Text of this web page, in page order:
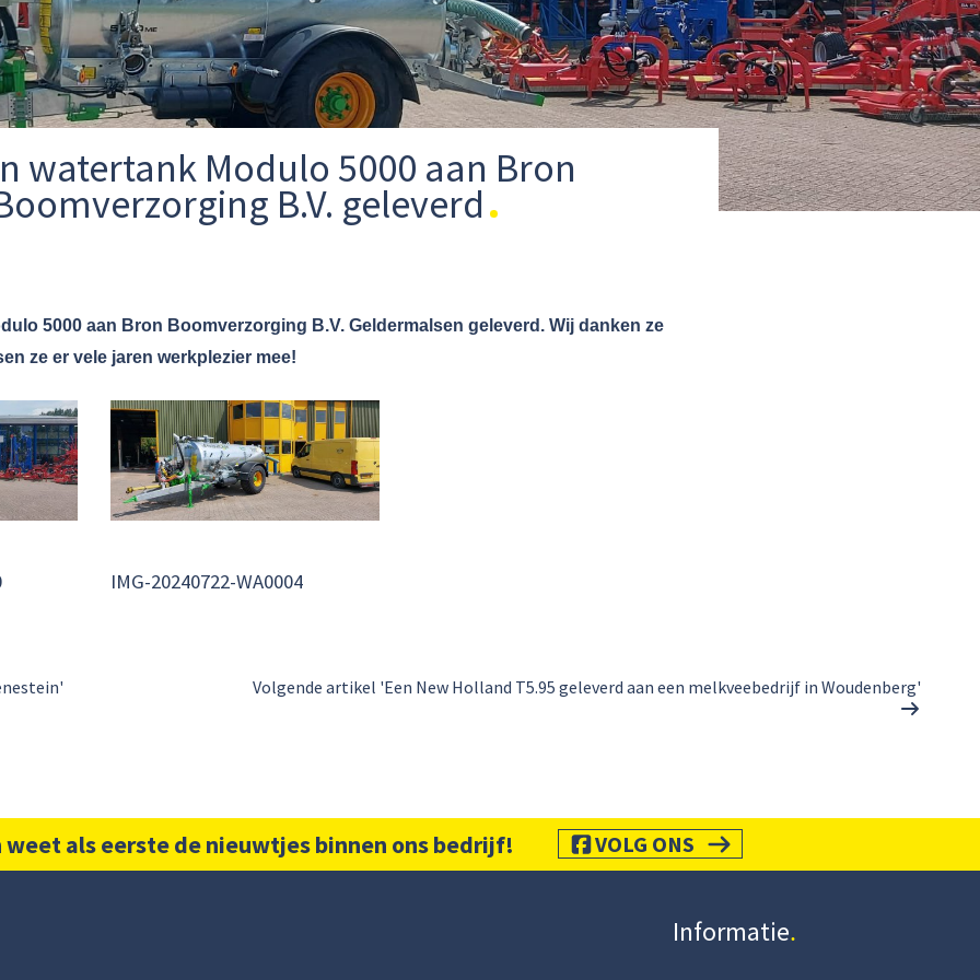
watertank Modulo 5000 aan Bron
B.V. geleverd
5000 aan Bron Boomverzorging B.V. Geldermalsen geleverd. Wij danken ze
ze er vele jaren werkplezier mee!
IMG-20240722-WA0004
Volgende artikel 'Een New Holland T5.95 geleverd aan een melkveebedrijf in Woudenberg'
weet als eerste de nieuwtjes binnen ons bedrijf! VOLG ONS
Informatie